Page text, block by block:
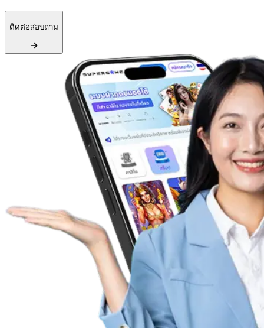
ติดต่อสอบถาม